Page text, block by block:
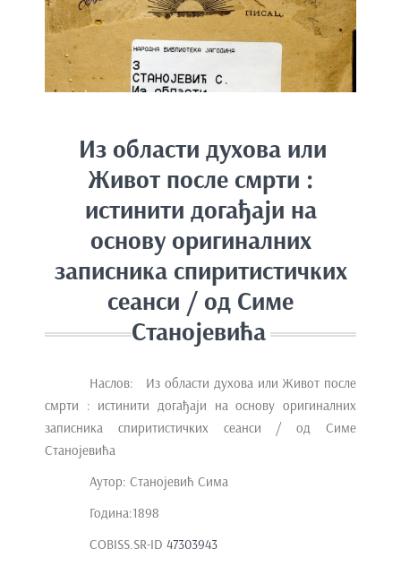
Из области духова или
Живот после смрти :
истинити догађаји на
основу оригиналних
записника спиритистичких
сеанси / од Симе
Станојевића
Наслов: Из области духова или Живот после
смрти : истинити догађаји на основу оригиналних
записника спиритистичких сеанси / од Симе
Станојевића
Аутор: Станојевић Сима
Година:1898
COBISS.SR-ID 47303943